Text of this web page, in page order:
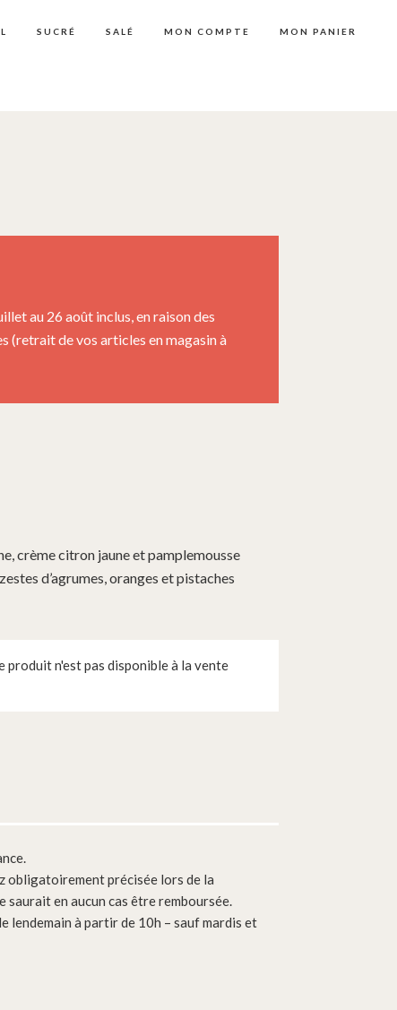
SUCRÉ SALÉ MON COMPTE MON PANIER
au 26 août inclus, en raison des
(retrait de vos articles en magasin à
crème citron jaune et pamplemousse
d’agrumes, oranges et pistaches
produit n'est pas disponible à la vente
obligatoirement précisée lors de la
saurait en aucun cas être remboursée.
lendemain à partir de 10h – sauf mardis et